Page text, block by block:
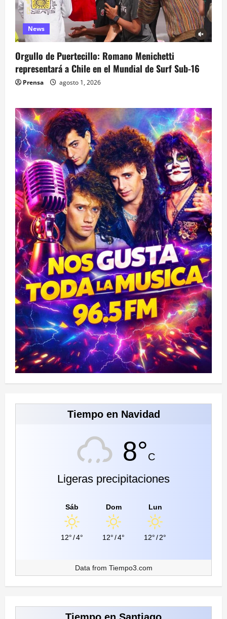
News
Orgullo de Puertecillo: Romano Menichetti
representará a Chile en el Mundial de Surf Sub-16
Prensa agosto 1, 2026
Tiempo en Navidad
8°C
Ligeras precipitaciones
Sáb
12°/4°
Dom
12°/4°
Lun
12°/2°
Data from Tiempo3.com